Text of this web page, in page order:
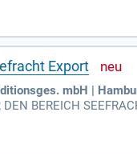
Export
mbH |
BEREICH
im